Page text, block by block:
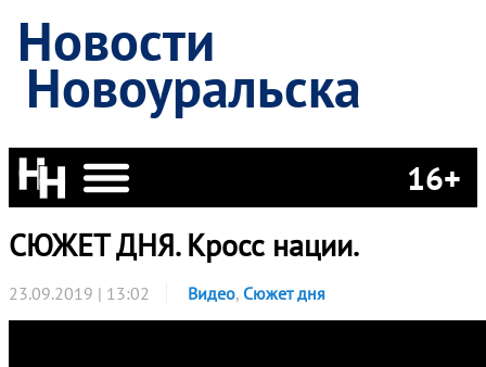
Новости
Новоуральска
16+
СЮЖЕТ ДНЯ. Кросс нации.
23.09.2019 | 13:02 Видео, Сюжет дня